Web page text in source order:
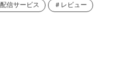
配信サービス レビュー